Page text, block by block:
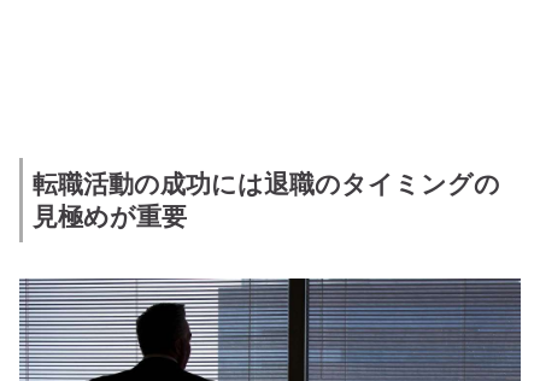
転職活動の成功には退職のタイミングの
見極めが重要